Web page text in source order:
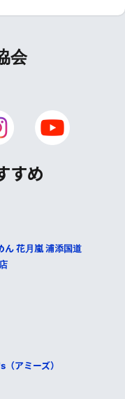
会
すめ
ん 花月嵐 浦添国道
アミーズ）